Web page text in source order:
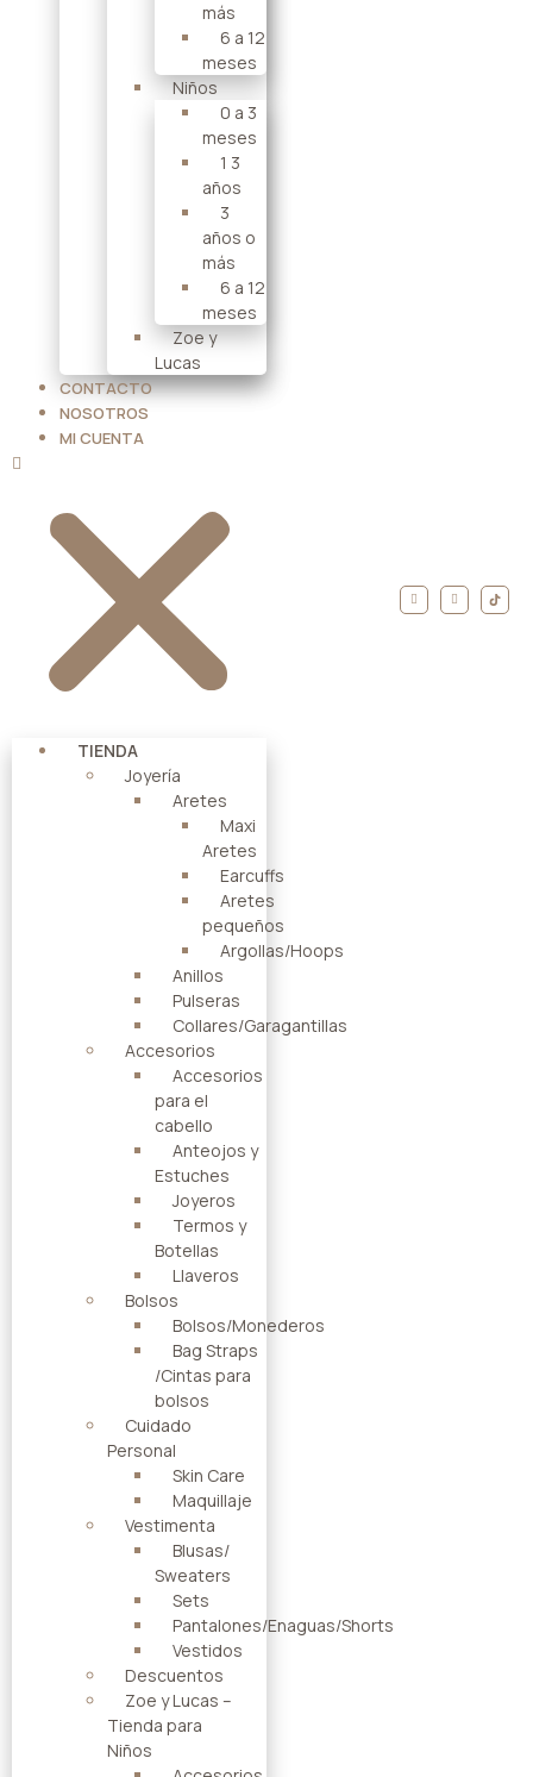
más
6 a 12
meses
Niños
0 a 3
meses
1 3
años
3
años o
más
6 a 12
meses
Zoe y
Lucas
CONTACTO
NOSOTROS
MI CUENTA
TIENDA
Joyería
Aretes
Maxi
Aretes
Earcuffs
Aretes
pequeños
Argollas/Hoops
Anillos
Pulseras
Collares/Garagantillas
Accesorios
Accesorios
para el
cabello
Anteojos y
Estuches
Joyeros
Termos y
Botellas
Llaveros
Bolsos
Bolsos/Monederos
Bag Straps
/Cintas para
bolsos
Cuidado
Personal
Skin Care
Maquillaje
Vestimenta
Blusas/
Sweaters
Sets
Pantalones/Enaguas/Shorts
Vestidos
Descuentos
Zoe y Lucas –
Tienda para
Niños